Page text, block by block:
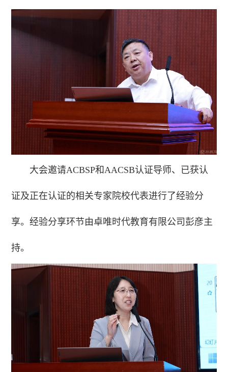
大会邀请ACBSP和AACSB认证导师、已获认
证及正在认证的相关专家院校代表进行了经验分
享。经验分享环节由卓唯时代教育有限公司彭彦主
持。